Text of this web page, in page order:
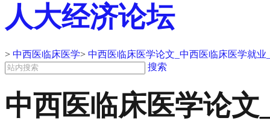
人大经济论坛
> 中西医临床医学> 中西医临床医学论文_中西医临床医学就业
搜索
中西医临床医学论